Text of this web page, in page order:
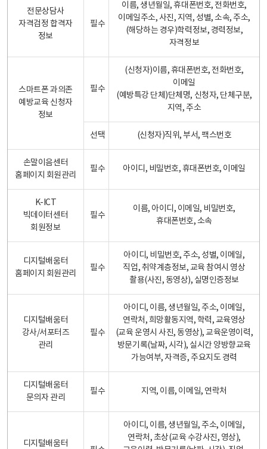
전문상담사
자격검정 합격자
정보
필수
이름, 생년월일, 휴대폰번호, 전화번호,
이메일주소, 사진, 지역, 성별, 소속, 주소,
(해당하는 경우)학력정보, 경력정보,
자격정보
스마트폰 과의존
예방교육 신청자
정보
필수
(신청자)이름, 휴대폰번호, 전화번호,
이메일
(예방특강 단체)단체명, 신청자, 단체구분,
지역, 주소
선택 (신청자)직위, 부서, 팩스번호
손말이음센터
홈페이지 회원관리
필수 아이디, 비밀번호, 휴대폰번호, 이메일
K-ICT
빅데이터센터
회원정보
필수
이름, 아이디, 이메일, 비밀번호,
휴대폰번호, 소속
디지털배움터
홈페이지 회원관리
필수
아이디, 비밀번호, 주소, 성별, 이메일,
직업, 취약계층정보, 교육 참여시 영상
촬용(사진, 동영상), 실명인증정보
디지털배움터
강사/서포터즈
관리
필수
아이디, 이름, 생년월일, 주소, 이메일,
연락처, 희망활동지역, 학력, 교육영상
(교육 운영시 사진, 동영상), 교육운영이력,
방문기록(날짜, 시각), 실시간 양방향교육
가능여부, 자격증, 주요지도 경력
디지털배움터
문의자 관리
필수 지역, 이름, 이메일, 연락처
디지털배움터
아이디, 이름, 생년월일, 주소, 이메일,
연락처, 초상(교육 수강사진, 영상),